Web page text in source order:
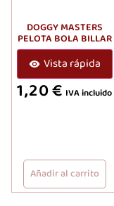
DOGGY MASTERS
PELOTA BOLA BILLAR
Vista rápida
1,20€ IVA incluido
Añadir al carrito